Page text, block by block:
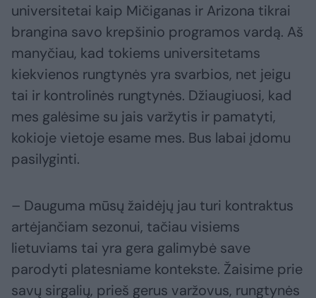
universitetai kaip Mičiganas ir Arizona tikrai
brangina savo krepšinio programos vardą. Aš
manyčiau, kad tokiems universitetams
kiekvienos rungtynės yra svarbios, net jeigu
tai ir kontrolinės rungtynės. Džiaugiuosi, kad
mes galėsime su jais varžytis ir pamatyti,
kokioje vietoje esame mes. Bus labai įdomu
pasilyginti.
– Dauguma mūsų žaidėjų jau turi kontraktus
artėjančiam sezonui, tačiau visiems
lietuviams tai yra gera galimybė save
parodyti platesniame kontekste. Žaisime prie
savų sirgalių, prieš gerus varžovus, rungtynės